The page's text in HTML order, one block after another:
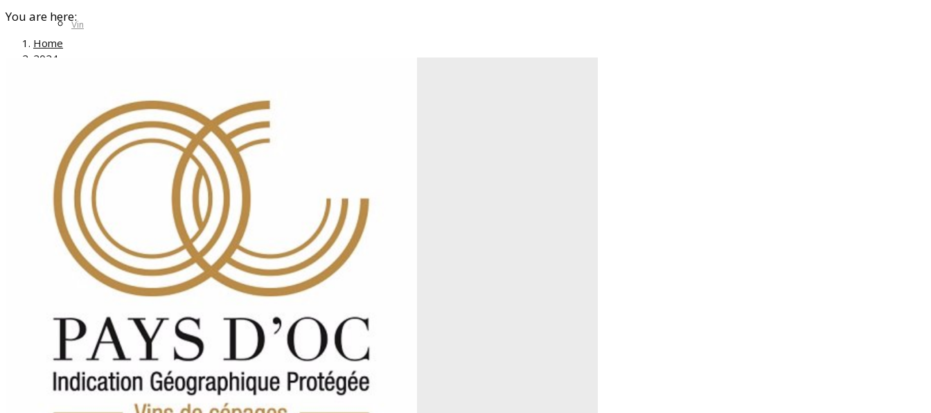
Vin
You are here:
Home
2024